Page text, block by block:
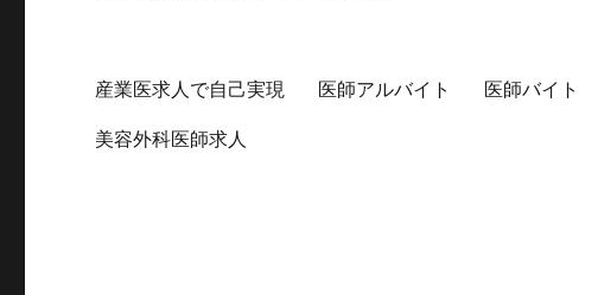
産業医求人で自己実現 医師アルバイト 医師バイト
美容外科医師求人